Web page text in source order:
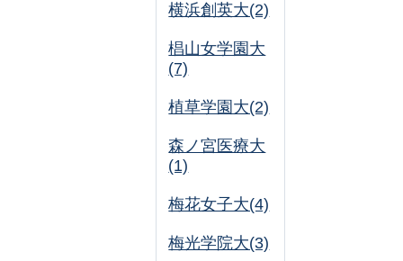
横浜創英大(2)
椙山女学園大
(7)
植草学園大(2)
森ノ宮医療大
(1)
梅花女子大(4)
梅光学院大(3)